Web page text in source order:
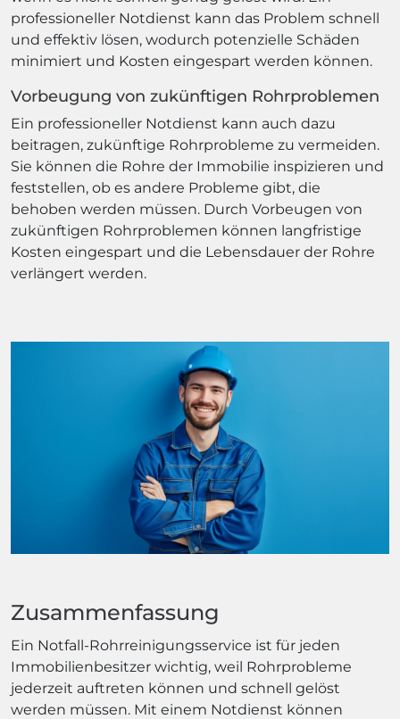
professioneller Notdienst kann das Problem schnell
und effektiv lösen, wodurch potenzielle Schäden
minimiert und Kosten eingespart werden können.
Vorbeugung von zukünftigen Rohrproblemen
Ein professioneller Notdienst kann auch dazu
beitragen, zukünftige Rohrprobleme zu vermeiden.
Sie können die Rohre der Immobilie inspizieren und
feststellen, ob es andere Probleme gibt, die
behoben werden müssen. Durch Vorbeugen von
zukünftigen Rohrproblemen können langfristige
Kosten eingespart und die Lebensdauer der Rohre
verlängert werden.
Zusammenfassung
Ein Notfall-Rohrreinigungsservice ist für jeden
Immobilienbesitzer wichtig, weil Rohrprobleme
jederzeit auftreten können und schnell gelöst
werden müssen. Mit einem Notdienst können